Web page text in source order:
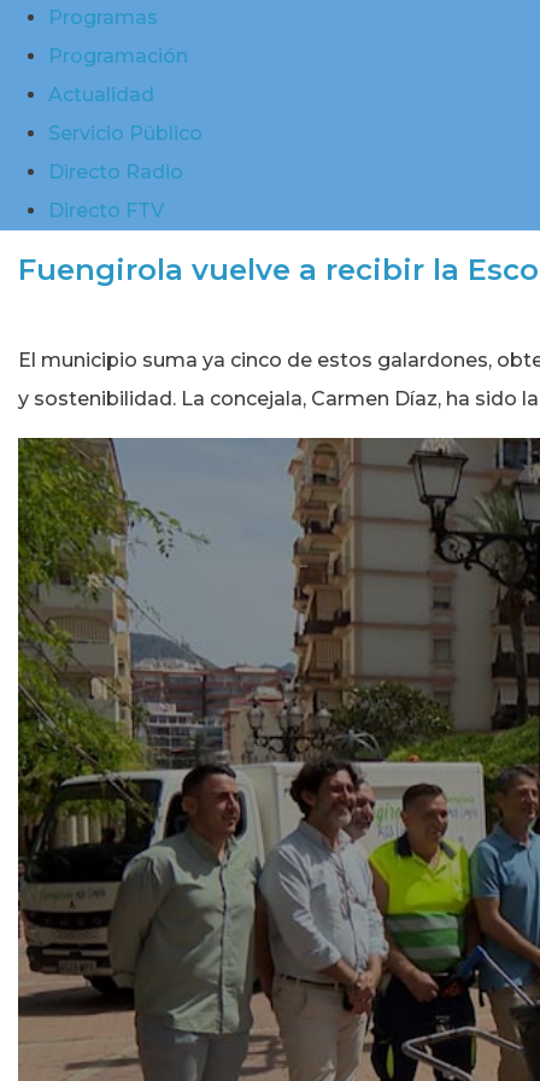
Programas
Programación
Actualidad
Servicio Público
Directo Radio
Directo FTV
Fuengirola vuelve a recibir la
El municipio suma ya cinco de estos galardones,
y sostenibilidad. La concejala, Carmen Díaz, ha